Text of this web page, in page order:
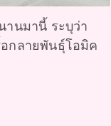
านมานี้ ระบุว่า
กลายพันธุ์โอมิค